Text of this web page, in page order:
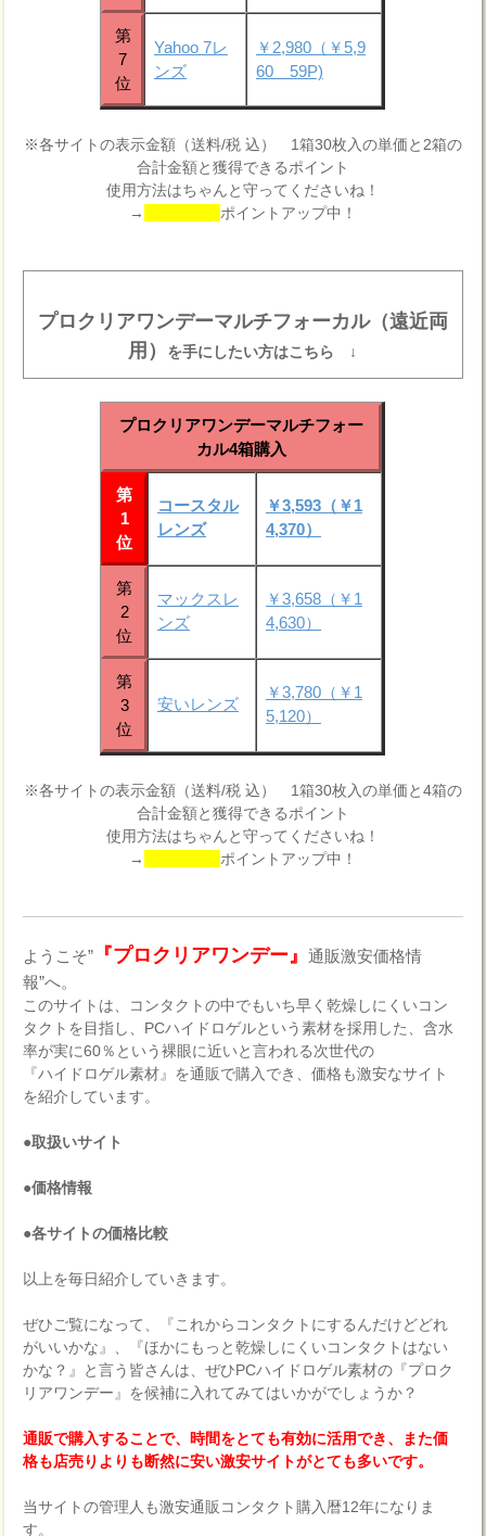
第
7
位
Yahoo 7レ
ンズ
￥2,980（￥5,9
60 59P)
※各サイトの表示金額（送料/税 込） 1箱30枚入の単価と2箱の
合計金額と獲得できるポイント
使用方法はちゃんと守ってくださいね！
→
ポイントアップ中！
プロクリアワンデーマルチフォーカル（遠近両
用）
を手にしたい方はこちら ↓
プロクリアワンデーマルチフォー
カル4箱購入
第
1
位
コースタル
レンズ
￥3,593（￥1
4,370）
第
2
位
マックスレ
ンズ
￥3,658（￥1
4,630）
第
3
位
安いレンズ
￥3,780（￥1
5,120）
※各サイトの表示金額（送料/税 込） 1箱30枚入の単価と4箱の
合計金額と獲得できるポイント
使用方法はちゃんと守ってくださいね！
→
ポイントアップ中！
ようこそ” 『プロクリアワンデー』通販激安価格情
報”へ。
このサイトは、コンタクトの中でもいち早く乾燥しにくいコン
タクトを目指し、PCハイドロゲルという素材を採用した、含水
率が実に60％という裸眼に近いと言われる次世代の
『ハイドロゲル素材』を通販で購入でき、価格も激安なサイト
を紹介しています。
●取扱いサイト
●価格情報
●各サイトの価格比較
以上を毎日紹介していきます。
ぜひご覧になって、『これからコンタクトにするんだけどどれ
がいいかな』、『ほかにもっと乾燥しにくいコンタクトはない
かな？』と言う皆さんは、ぜひPCハイドロゲル素材の『プロク
リアワンデー』を候補に入れてみてはいかがでしょうか？
通販で購入することで、時間をとても有効に活用でき、また価
格も店売りよりも断然に安い激安サイトがとても多いです。
当サイトの管理人も激安通販コンタクト購入暦12年になりま
す。